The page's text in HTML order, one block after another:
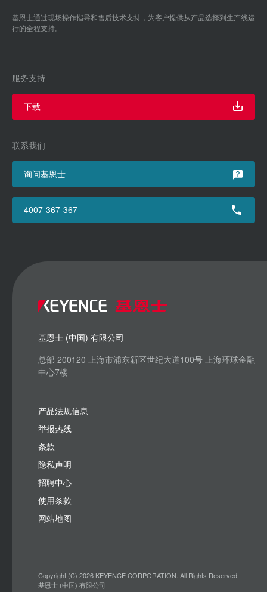
基恩士通过现场操作指导和售后技术支持，为客户提供从产品选择到生产线运
行的全程支持。
服务支持
下载
联系我们
询问基恩士
4007-367-367
基恩士 (中国) 有限公司
总部 200120 上海市浦东新区世纪大道100号 上海环球金融
中心7楼
产品法规信息
举报热线
条款
隐私声明
招聘中心
使用条款
网站地图
Copyright (C) 2026 KEYENCE CORPORATION. All Rights Reserved.
基恩士 (中国) 有限公司